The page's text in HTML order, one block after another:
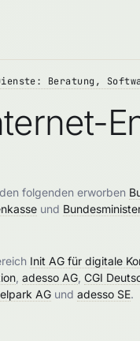
Beratung,
folgenden erworben
und
Init AG für digitale
adesso AG CGI
AG und adesso SE.